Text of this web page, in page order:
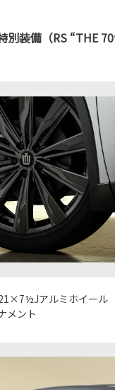
別装備（RS “THE
アルミホイール
メント